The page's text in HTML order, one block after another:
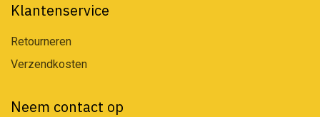
Klantenservice
Retourneren
Verzendkosten
Neem contact op